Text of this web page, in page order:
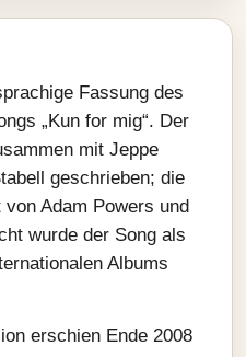
Fassung des
„Kun for mig“. Der
mit Jeppe
geschrieben; die
Adam Powers und
wurde der Song als
Albums
erschien Ende 2008